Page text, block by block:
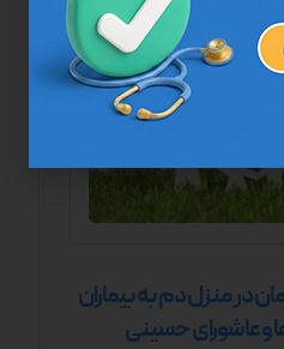
در منزل دم به بیماران
و عاشورای حسینی